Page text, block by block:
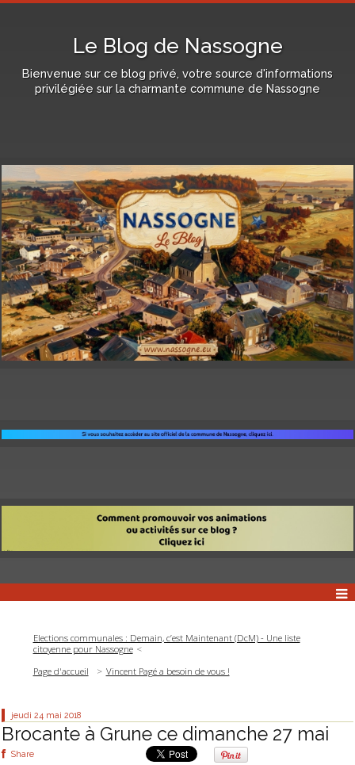
Le Blog de Nassogne
Bienvenue sur ce blog privé, votre source d'informations
privilégiée sur la charmante commune de Nassogne
Elections communales : Demain, c’est Maintenant (DcM) - Une liste
citoyenne pour Nassogne
Page d'accueil
Vincent Pagé a besoin de vous !
jeudi 24 mai 2018
Brocante à Grune ce dimanche 27 mai
Share